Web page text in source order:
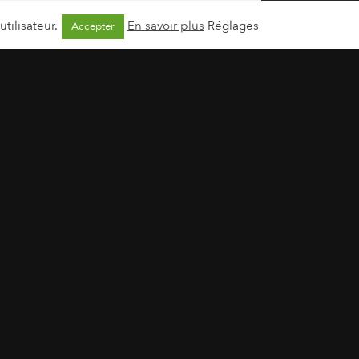
Accepter En savoir plus Réglages